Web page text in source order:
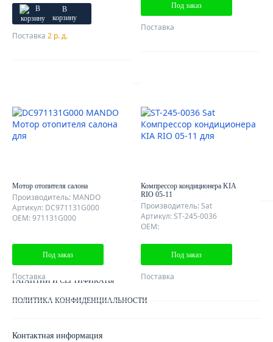
В
корзину
Поставка 2 р. д.
Под заказ
Поставка
Мотор отопителя салона
Производитель: MANDO
Артикул: DC971131G000
OEM: 971131G000
Под заказ
Поставка
Компрессор кондиционера KIA
RIO 05-11
Производитель: Sat
Артикул: ST-245-0036
OEM:
Под заказ
Поставка
О КОМПАНИИ
ОТЗЫВЫ КЛИЕНТОВ
КАРТА САЙТА
Клиентам
КАК ОПЛАТИТЬ ЗАКАЗ
ГАРАНТИИ И СЕРТИФИКАТЫ
ПОЛИТИКА КОНФИДЕНЦИАЛЬНОСТИ
Контактная информация